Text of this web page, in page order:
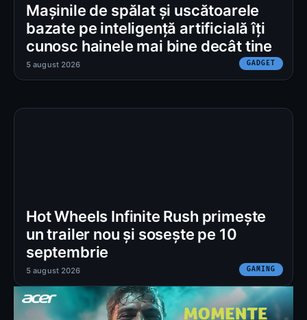
Mașinile de spălat și uscătoarele
bazate pe inteligență artificială îți
cunosc hainele mai bine decât tine
GADGET
5 august 2026
Hot Wheels Infinite Rush primește
un trailer nou și sosește pe 10
septembrie
GAMING
5 august 2026